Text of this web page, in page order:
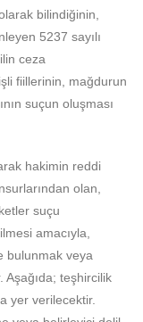
bilindiğinin,
5237 sayılı
ceza
fiillerinin, mağdurun
suçun oluşması
hakimin reddi
olan,
suçu
amacıyla,
bulunmak veya
teşhircilik
yer verilecektir.